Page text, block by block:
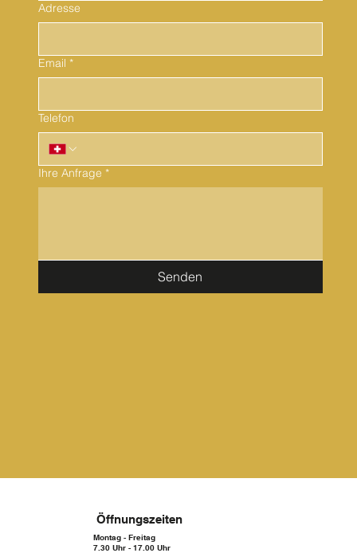
Adresse
Email *
Telefon
Ihre Anfrage *
Senden
Öffnungszeiten
Montag - Freitag
7.30 Uhr - 17.00 Uhr